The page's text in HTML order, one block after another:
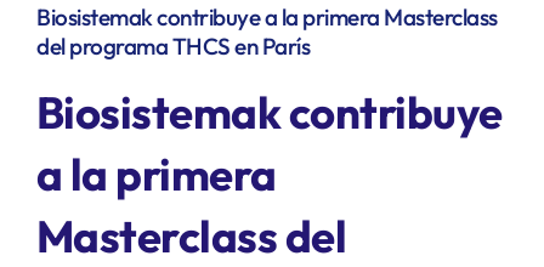
GRUPOS DE INVESTIGACIÓN
SERVICIOS
Biosistemak contribuye a la primera Masterclass
del programa THCS en París
Biosistemak contribuye
a la primera
Masterclass del